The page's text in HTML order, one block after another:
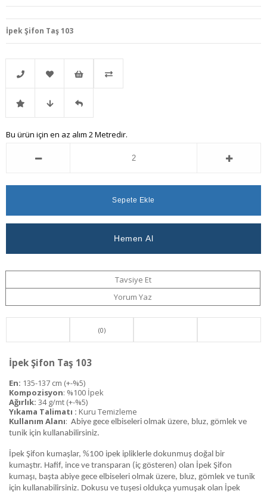
İpek Şifon Taş 103
Telefonla
Sipariş
Favorilere
Ekle
İstek
Listeme
İndirimli Fiyat
Ver
Gelince
Bu ürün için en az alım 2 Metredir.
Tavsiye Et
Yorum Yaz
(0)
İpek Şifon Taş 103
En: 135-137 cm (+-%5)
Kompozisyon: %100 İpek
Ağırlık: 34 g/mt (+-%5)
Yıkama Talimatı : Kuru Temizleme
Kullanım Alanı: Abiye gece elbiseleri olmak üzere, bluz, gömlek ve
tunik için kullanabilirsiniz.
İpek Şifon kumaşlar, %100 ipek ipliklerle dokunmuş doğal bir
kumaştır. Hafif, ince ve transparan (iç gösteren) olan İpek Şifon
kumaşı, başta abiye gece elbiseleri olmak üzere, bluz, gömlek ve tunik
için kullanabilirsiniz. Dokusu ve tuşesi oldukça yumuşak olan İpek